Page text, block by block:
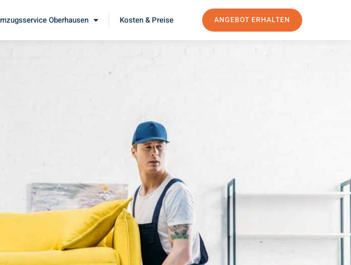
Oberhausen Kosten & Preise ANGEBOT ERHALTEN